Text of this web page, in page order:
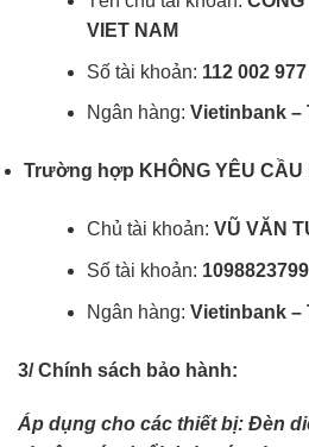
VIET NAM
Số tài khoản: 112 002
Ngân hàng: Vietinbank –
Trường hợp KHÔNG YÊU CẦU
Chủ tài khoản: VŨ VĂN
Số tài khoản:
Ngân hàng: Vietinbank –
3/ Chính sách bảo hành:
Áp dụng cho các thiết bị: Đèn